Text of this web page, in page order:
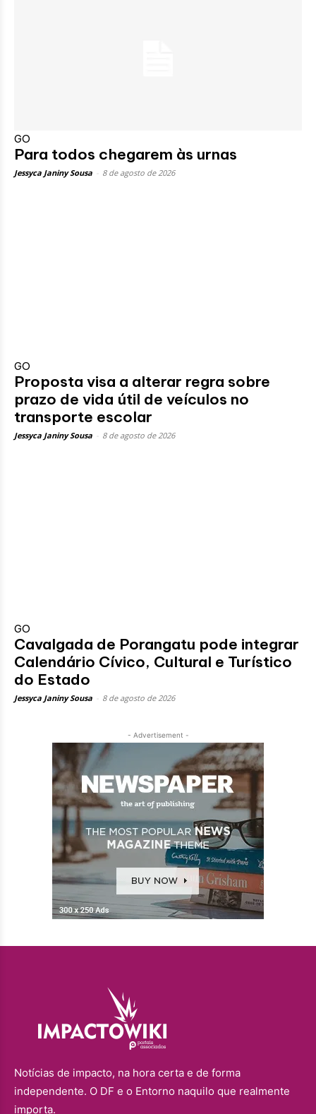
GO
Para todos chegarem às urnas
Jessyca Janiny Sousa 8 de agosto de 2026
GO
Proposta visa a alterar regra sobre
prazo de vida útil de veículos no
transporte escolar
Jessyca Janiny Sousa 8 de agosto de 2026
GO
Cavalgada de Porangatu pode integrar
Calendário Cívico, Cultural e Turístico
do Estado
Jessyca Janiny Sousa 8 de agosto de 2026
- Advertisement -
Notícias de impacto, na hora certa e de forma
independente. O DF e o Entorno naquilo que realmente
importa.